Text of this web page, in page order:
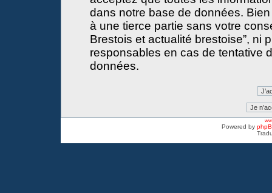
dans notre base de données.
à une tierce partie sans votre
Brestois et actualité brestoise”, ni
responsables en cas de tentative
données.
Powered by